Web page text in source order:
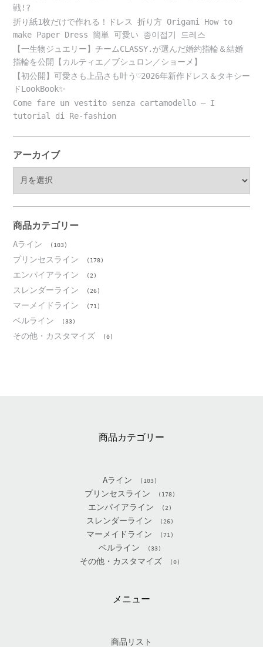
戦!?
折り紙1枚だけで作れる！ドレス 折り方 Origami How to
make Paper Dress 簡単 可愛い 종이접기 드레스
【一生物ジュエリー】チームCLASSY.が選んだ婚約指輪＆結婚
指輪を公開【カルティエ／ブシュロン／ショーメ】
【初公開】可愛さも上品さも叶う♡2026年新作ドレス＆タキシー
ドLookBook✨
Come fare un vestito senza cartamodello – I
tutorial di Re-fashion
アーカイブ
ブ
商品カテゴリー
Aライン (103)
プリンセスライン (178)
エンパイアライン (2)
スレンダーライン (26)
マーメイドライン (71)
ベルライン (33)
その他・カスタマイズ (0)
商品カテゴリー
Aライン (103)
プリンセスライン (178)
エンパイアライン (2)
スレンダーライン (26)
マーメイドライン (71)
ベルライン (33)
その他・カスタマイズ (0)
メニュー
商品リスト